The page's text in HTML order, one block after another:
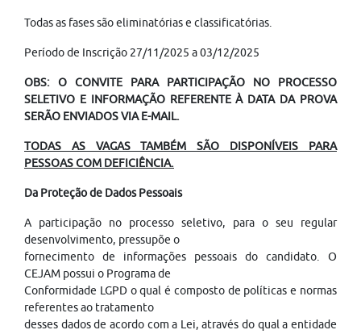
Todas as fases são eliminatórias e classificatórias.
Período de Inscrição 27/11/2025 a 03/12/2025
OBS: O CONVITE PARA PARTICIPAÇÃO NO PROCESSO
SELETIVO E INFORMAÇÃO REFERENTE À DATA DA PROVA
SERÃO ENVIADOS VIA E-MAIL.
TODAS AS VAGAS TAMBÉM SÃO DISPONÍVEIS PARA
PESSOAS COM DEFICIÊNCIA.
Da Proteção de Dados Pessoais
A participação no processo seletivo, para o seu regular
desenvolvimento, pressupõe o
fornecimento de informações pessoais do candidato. O
CEJAM possui o Programa de
Conformidade LGPD o qual é composto de políticas e normas
referentes ao tratamento
desses dados de acordo com a Lei, através do qual a entidade